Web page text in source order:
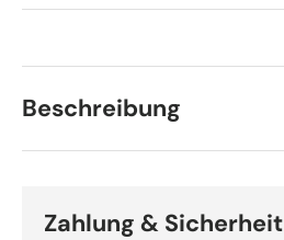
Beschreibung
Zahlung & Sicherheit